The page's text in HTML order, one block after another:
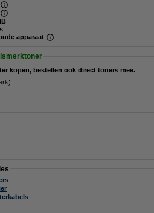
apparaat
kopen, bestellen ook direct toners mee.